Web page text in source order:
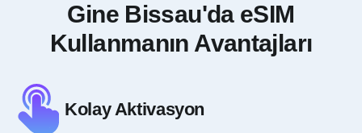
Gine Bissau'da eSIM
Kullanmanın Avantajları
Kolay Aktivasyon